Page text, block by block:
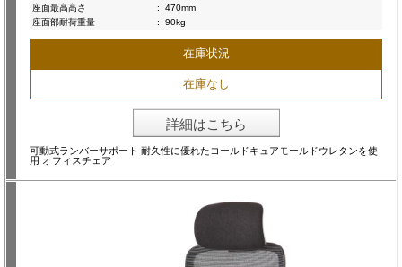
座面最高高さ
:
470mm
座面部耐荷重量
: 90kg
在庫状況
在庫なし
詳細はこちら
可動式ランバーサポート 耐久性に優れたコールドキュアモールドウレタンを使
用 オフィスチェア